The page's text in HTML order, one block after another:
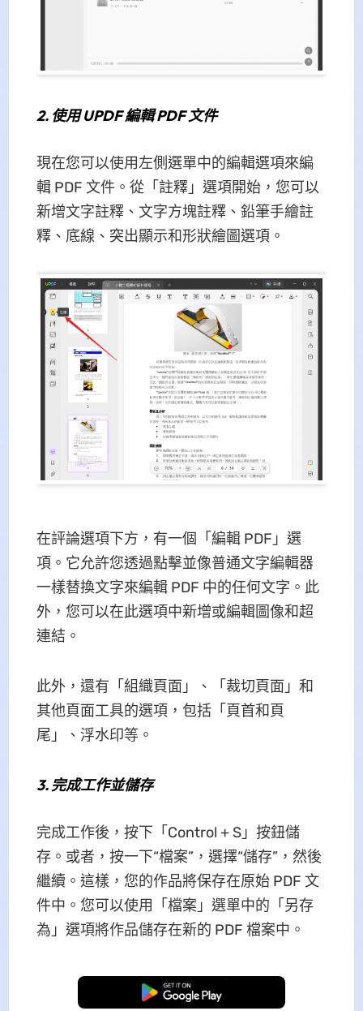
2. 使用 UPDF 編輯 PDF 文件
現在您可以使用左側選單中的編輯選項來編
輯 PDF 文件。從「註釋」選項開始，您可以
新增文字註釋、文字方塊註釋、鉛筆手繪註
釋、底線、突出顯示和形狀繪圖選項。
在評論選項下方，有一個「編輯 PDF」選
項。它允許您透過點擊並像普通文字編輯器
一樣替換文字來編輯 PDF 中的任何文字。此
外，您可以在此選項中新增或編輯圖像和超
連結。
此外，還有「組織頁面」、「裁切頁面」和
其他頁面工具的選項，包括「頁首和頁
尾」、浮水印等。
3.完成工作並儲存
完成工作後，按下「Control + S」按鈕儲
存。或者，按一下“檔案”，選擇“儲存”，然後
繼續。這樣，您的作品將保存在原始 PDF 文
件中。您可以使用「檔案」選單中的「另存
為」選項將作品儲存在新的 PDF 檔案中。
免費下載